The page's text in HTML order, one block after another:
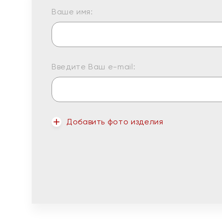
Ваше имя:
Введите Ваш e-mail:
Добавить фото изделия